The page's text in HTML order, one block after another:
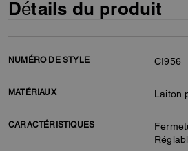
Détails du produit
NUMÉRO DE STYLE CI956
MATÉRIAUX Laiton
CARACTÉRISTIQUES